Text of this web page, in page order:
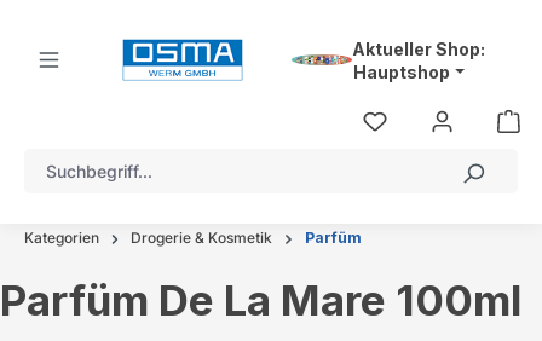
Aktueller Shop:
Hauptshop
Kategorien Drogerie & Kosmetik Parfüm
Parfüm De La Mare 100ml